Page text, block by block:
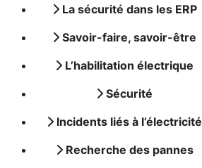
La sécurité dans les ERP
Savoir-faire, savoir-être
L’habilitation électrique
Sécurité
Incidents liés à l’électricité
Recherche des pannes